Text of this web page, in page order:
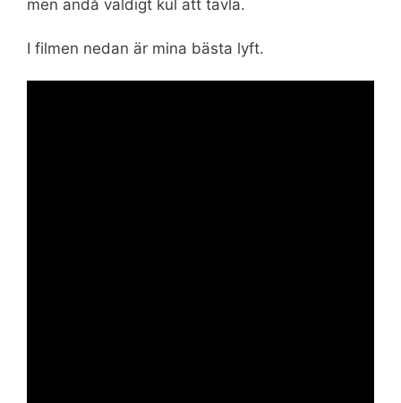
men ändå väldigt kul att tävla.
I filmen nedan är mina bästa lyft.